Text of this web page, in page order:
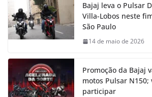
Bajaj leva o Pulsar
Villa-Lobos neste
São Paulo
14 de maio de 2026
Promoção da Bajaj
motos Pulsar N150;
participar